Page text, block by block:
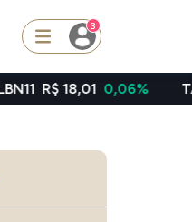
3
0,06% TAEE11 R$